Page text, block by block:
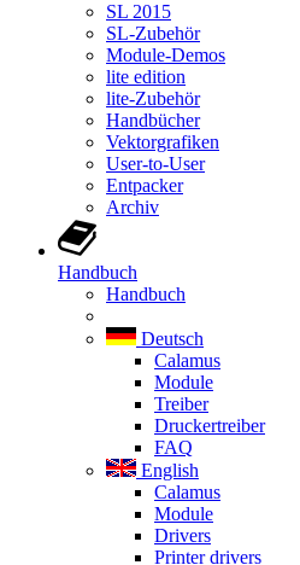
SL 2015
SL-Zubehör
Module-Demos
lite edition
lite-Zubehör
Handbücher
Vektorgrafiken
User-to-User
Entpacker
Archiv
Handbuch
Handbuch
Deutsch
Calamus
Module
Treiber
Druckertreiber
FAQ
English
Calamus
Module
Drivers
Printer drivers